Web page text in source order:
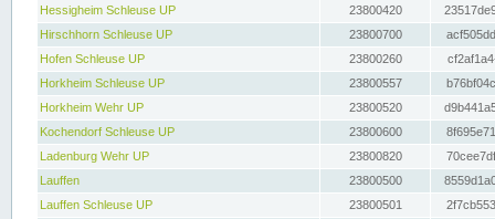
Hessigheim Schleuse UP
23800420
Hirschhorn Schleuse UP
23800700
Hofen Schleuse UP
23800260
Horkheim Schleuse UP
23800557
Horkheim Wehr UP
23800520
Kochendorf Schleuse UP
23800600
Ladenburg Wehr UP
23800820
Lauffen
23800500
Lauffen Schleuse UP
23800501